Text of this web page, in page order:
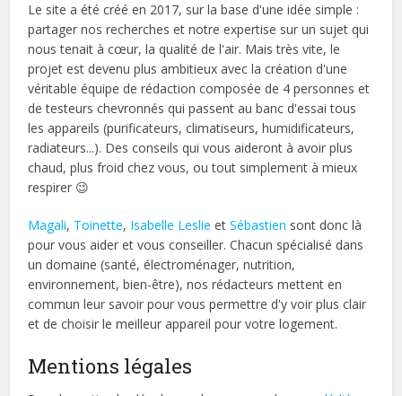
Le site a été créé en 2017, sur la base d'une idée simple :
partager nos recherches et notre expertise sur un sujet qui
nous tenait à cœur, la qualité de l'air. Mais très vite, le
projet est devenu plus ambitieux avec la création d'une
véritable équipe de rédaction composée de 4 personnes et
de testeurs chevronnés qui passent au banc d'essai tous
les appareils (purificateurs, climatiseurs, humidificateurs,
radiateurs...). Des conseils qui vous aideront à avoir plus
chaud, plus froid chez vous, ou tout simplement à mieux
respirer 😉
Magali, Toinette, Isabelle Leslie etSébastien sont donc là
pour vous aider et vous conseiller. Chacun spécialisé dans
un domaine (santé, électroménager, nutrition,
environnement, bien-être), nos rédacteurs mettent en
commun leur savoir pour vous permettre d'y voir plus clair
et de choisir le meilleur appareil pour votre logement.
Mentions légales